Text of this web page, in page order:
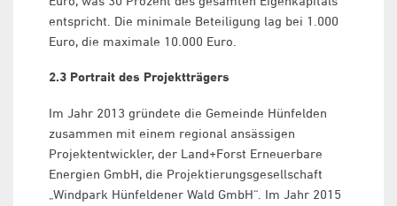
entspricht. Die minimale Beteiligung lag bei 1.000
Euro, die maximale 10.000 Euro.
2.3 Portrait des Projektträgers
Im Jahr 2013 gründete die Gemeinde Hünfelden
zusammen mit einem regional ansässigen
Projektentwickler, der Land+Forst Erneuerbare
Energien GmbH, die Projektierungsgesellschaft
„Windpark Hünfeldener Wald GmbH“. Im Jahr 2015